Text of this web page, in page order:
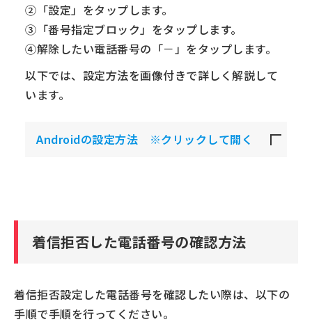
②「設定」をタップします。
③「番号指定ブロック」をタップします。
④解除したい電話番号の「－」をタップします。
以下では、設定方法を画像付きで詳しく解説して
います。
Androidの設定方法 ※クリックして開く
着信拒否した電話番号の確認方法
着信拒否設定した電話番号を確認したい際は、以下の
手順で手順を行ってください。